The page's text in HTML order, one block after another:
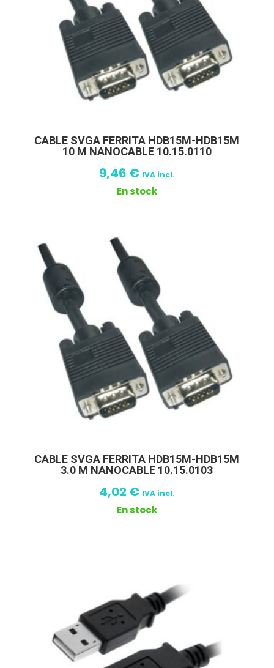
CABLE SVGA FERRITA HDB15M-HDB15M
10 M NANOCABLE 10.15.0110
9,46 € IVA incl.
En stock
CABLE SVGA FERRITA HDB15M-HDB15M
3.0 M NANOCABLE 10.15.0103
4,02 € IVA incl.
En stock